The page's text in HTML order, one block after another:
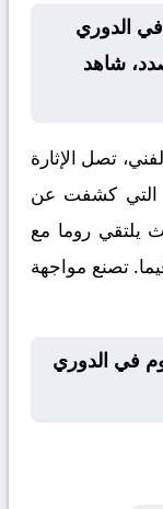
الدوري
شاهد
تصل الإثارة
التي كشفت عن
يلتقي روما مع
تصنع مواجهة
في الدوري